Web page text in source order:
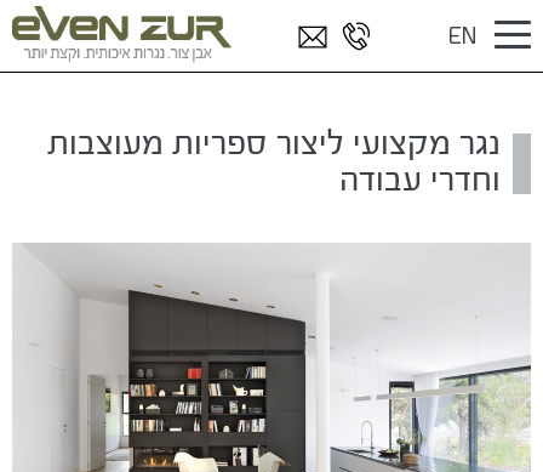
ENדף הבית/
/נגר מקצועי ליצור ספריות מעוצבות וחדרי
עבודה
נגר מקצועי ליצור ספריות מעוצבות
וחדרי עבודה